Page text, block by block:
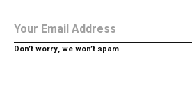
Don’t worry, we won’t spam